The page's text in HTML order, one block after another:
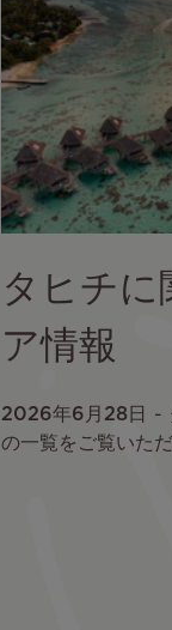
ジ
タヒチに
ア情報
2026年6月28日
の一覧をご覧いただ